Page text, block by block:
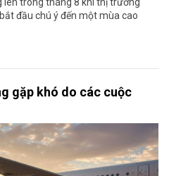
đầu chú ý đến một mùa cao
gặp khó do các cuộc